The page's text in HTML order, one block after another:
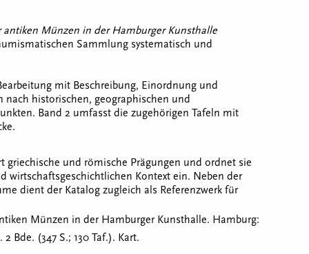
antiken Münzen in der Hamburger Kunsthalle
Sammlung systematisch und
mit Beschreibung, Einordnung und
historischen, geographischen und
Band 2 umfasst die zugehörigen Tafeln mit
griechische und römische Prägungen und ordnet sie
wirtschaftsgeschichtlichen Kontext ein. Neben der
dient der Katalog zugleich als Referenzwerk für
Münzen in der Hamburger Kunsthalle. Hamburg:
Bde. (347 S.; 130 Taf.). Kart.